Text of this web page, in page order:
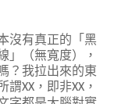
沒有真正的「黑
」（無寬度），
？我拉出來的東
謂XX ，即非XX ，